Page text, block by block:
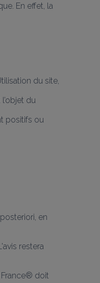
En effet, la
du site,
du
positifs ou
en
restera
France® doit